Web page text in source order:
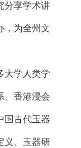
分享学术讲
，为全州文
大学人类学
、香港浸会
国古代玉器
义、玉器研